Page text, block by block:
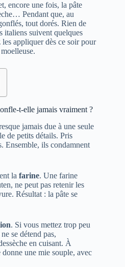
encore une fois, la pâte
Pendant que, au
tout dorés. Rien de
italiens suivent quelques
appliquer dès ce soir pour
t-elle jamais vraiment ?
jamais due à une seule
de petits détails. Pris
Ensemble, ils condamnent
la farine. Une farine
ne peut pas retenir les
Résultat : la pâte se
. Si vous mettez trop peu
se détend pas,
en cuisant. À
une mie souple, avec